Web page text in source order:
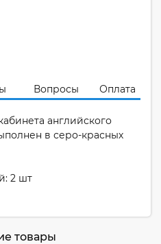
Вопросы Оплата
английского
в серо-красных
2 шт
товары